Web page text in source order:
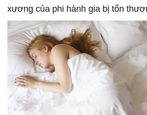
xương của phi hành gia bị tổn